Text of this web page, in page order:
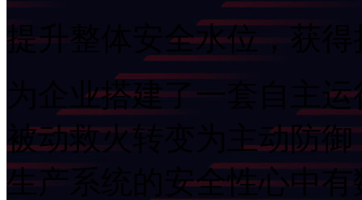
提升整体安全水位，获
为企业搭建了一套自主运
被动救火转变为主动防御
生产系统的安全性心中有数